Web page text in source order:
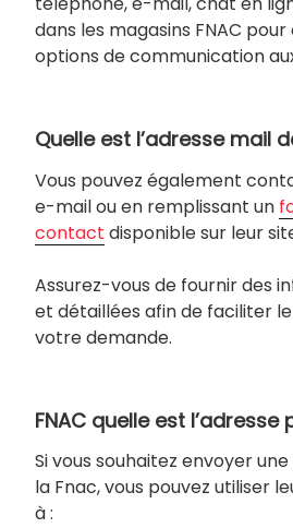
dans les magasins FNAC
options de communication
Quelle est l’adresse mail
Vous pouvez également
e-mail ou en remplissant un
contact disponible sur leur
Assurez-vous de fournir des
et détaillées afin de faciliter
votre demande.
FNAC quelle est l’adresse
Si vous souhaitez envoyer
la Fnac, vous pouvez utiliser
à :